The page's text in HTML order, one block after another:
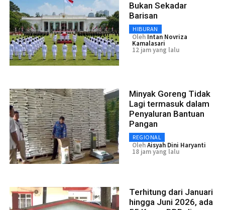
Bukan Sekadar
Barisan
HIBURAN
Oleh Intan Novriza
Kamalasari
12 jam yang lalu
Minyak Goreng Tidak
Lagi termasuk dalam
Penyaluran Bantuan
Pangan
REGIONAL
OlehAisyah Dini Haryanti
18 jam yang lalu
Terhitung dari Januari
hingga Juni 2026, ada